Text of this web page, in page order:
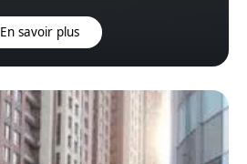
En savoir plus